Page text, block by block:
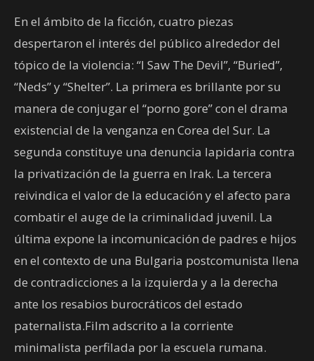
En el ámbito de la ficción, cuatro piezas
despertaron el interés del público alrededor del
tópico de la violencia: “I Saw The Devil”, “Buried”,
“Neds” y “Shelter”. La primera es brillante por su
manera de conjugar el “porno gore” con el drama
existencial de la venganza en Corea del Sur. La
segunda constituye una denuncia lapidaria contra
la privatización de la guerra en Irak. La tercera
reivindica el valor de la educación y el afecto para
combatir el auge de la criminalidad juvenil. La
última expone la incomunicación de padres e hijos
en el contexto de una Bulgaria postcomunista llena
de contradicciones a la izquierda y a la derecha
ante los resabios burocráticos del estado
paternalista.Film adscrito a la corriente
minimalista perfilada por la escuela rumana.